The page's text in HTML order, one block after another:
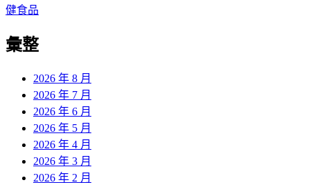
導
覽
健食品
彙整
2026 年 8 月
2026 年 7 月
2026 年 6 月
2026 年 5 月
2026 年 4 月
2026 年 3 月
2026 年 2 月